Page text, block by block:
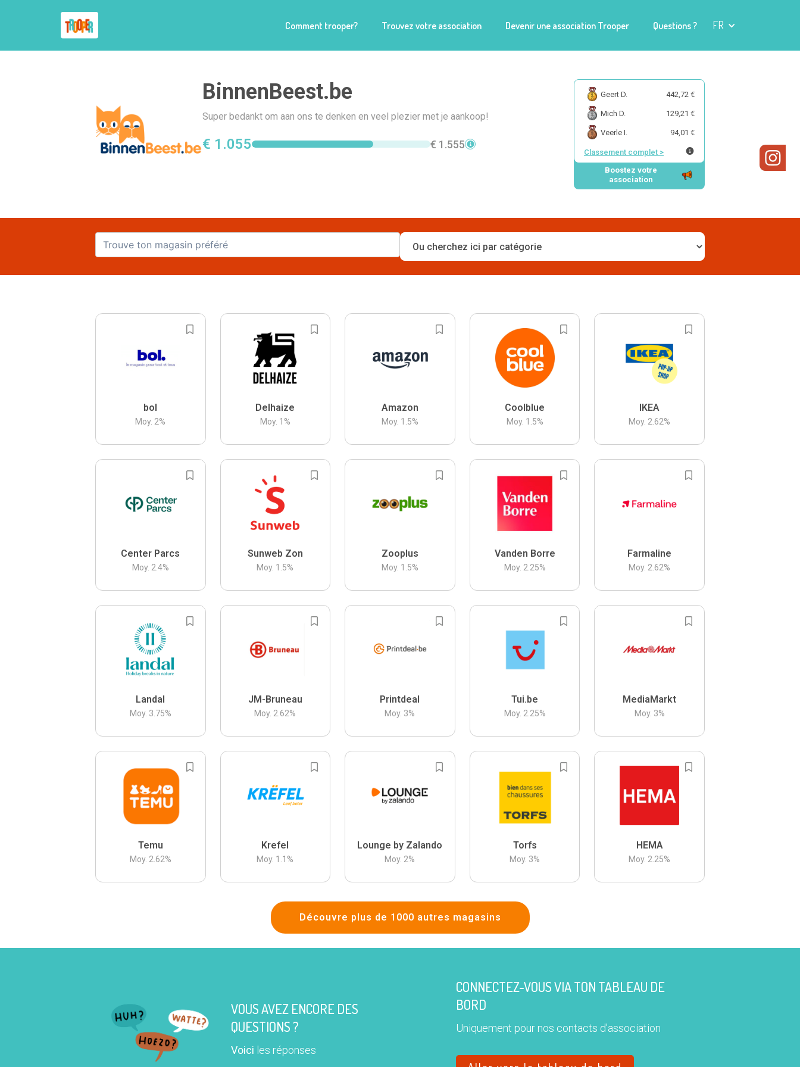
Comment trooper? Trouvez votre association Devenir une association Trooper Questions ? FR
BinnenBeest.be
Super bedankt om aan ons te denken en veel plezier met je aankoop!
€ 1.055 € 1.555
Geert D. 442,72 €
Mich D. 129,21 €
Veerle I. 94,01 €
Classement complet >
Boostez votre
association
bol
Moy. 2%
Delhaize
Moy. 1 %
Amazon
Moy. 1.5%
Coolblue
Moy. 1.5%
IKEA
Moy. 2.62%
Center Parcs
Moy. 2.4%
Sunweb Zon
Moy. 1.5%
Zooplus
Moy. 1.5%
Vanden Borre
Moy. 2.25%
Farmaline
Moy. 2.62%
Landal
Moy. 3.75%
JM-Bruneau
Moy. 2.62%
Printdeal
Moy. 3%
Tui.be
Moy. 2.25%
MediaMarkt
Moy. 3%
Temu
Moy. 2.62%
Krefel
Moy. 1.1 %
Lounge by Zalando
Moy. 2%
Torfs
Moy. 3%
HEMA
Moy. 2.25%
Découvre plus de 1000 autres magasins
VOUS AVEZ ENCORE DES
QUESTIONS ?
Voici les réponses
CONNECTEZ-VOUS VIA TON TABLEAU DE
BORD
Uniquement pour nos contacts d'association